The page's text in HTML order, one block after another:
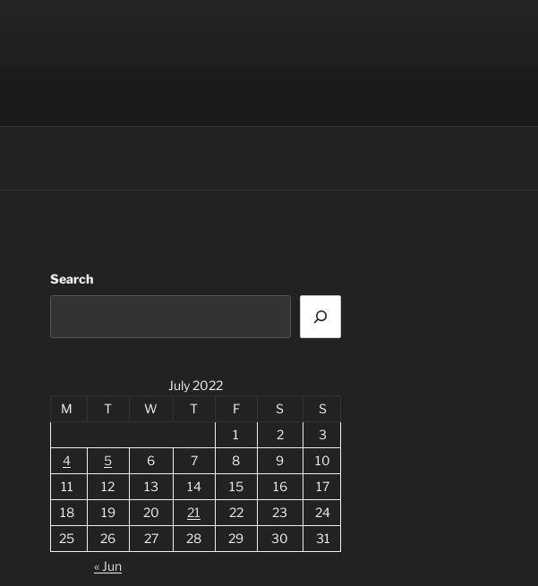
Search
July 2022
M
T W T F S
S
1
2
3
4
5 6 7 8 9
10
11
12 13 14 15 16
17
18
19 20 21 22 23
24
25
26 27 28 29 30
31
« Jun